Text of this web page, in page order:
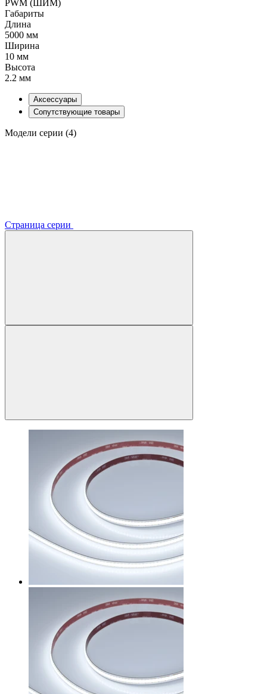
PWM (ШИМ)
Габариты
Длина
5000 мм
Ширина
10 мм
Высота
2.2 мм
Аксессуары
Сопутствующие товары
Модели серии (4)
Страница серии